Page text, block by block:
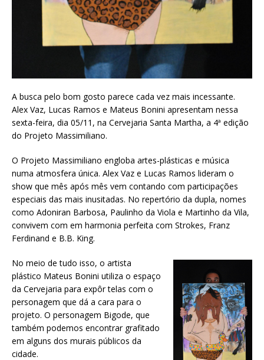
A busca pelo bom gosto parece cada vez mais incessante.
Alex Vaz, Lucas Ramos e Mateus Bonini apresentam nessa
sexta-feira, dia 05/11, na Cervejaria Santa Martha, a 4ª edição
do Projeto Massimiliano.
O Projeto Massimiliano engloba artes-plásticas e música
numa atmosfera única. Alex Vaz e Lucas Ramos lideram o
show que mês após mês vem contando com participações
especiais das mais inusitadas. No repertório da dupla, nomes
como Adoniran Barbosa, Paulinho da Viola e Martinho da Vila,
convivem com em harmonia perfeita com Strokes, Franz
Ferdinand e B.B. King.
No meio de tudo isso, o artista
plástico Mateus Bonini utiliza o espaço
da Cervejaria para expôr telas com o
personagem que dá a cara para o
projeto. O personagem Bigode, que
também podemos encontrar grafitado
em alguns dos murais públicos da
cidade.